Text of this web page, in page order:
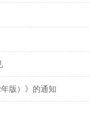
版）》的通知